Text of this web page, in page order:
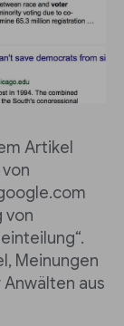
Artikel
von
Meinungen
aus